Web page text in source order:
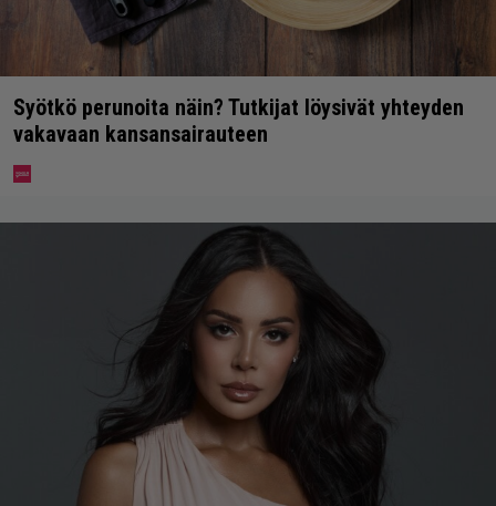
Syötkö perunoita näin? Tutkijat löysivät yhteyden
vakavaan kansansairauteen